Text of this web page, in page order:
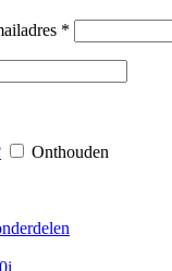
*
Onthouden